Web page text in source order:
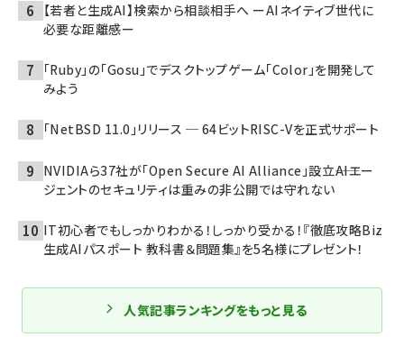
【若者と生成AI】検索から相談相手へ ーAIネイティブ世代に
必要な距離感ー
「Ruby」の「Gosu」でデスクトップゲーム「Color」を開発して
みよう
「NetBSD 11.0」リリース ─ 64ビットRISC-Vを正式サポート
NVIDIAら37社が「Open Secure AI Alliance」設立――AIエー
ジェントのセキュリティは重みの非公開では守れない
IT初心者でもしっかりわかる！しっかり受かる！『徹底攻略Biz
生成AIパスポート 教科書＆問題集』を5名様にプレゼント！
人気記事ランキングをもっと見る